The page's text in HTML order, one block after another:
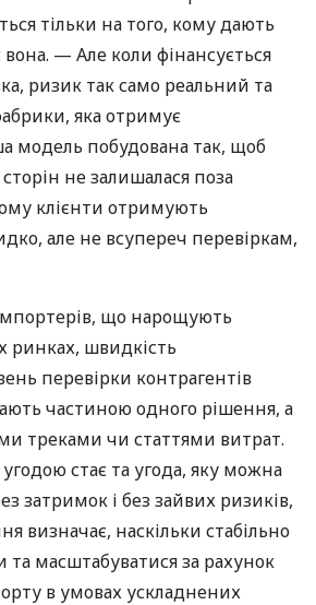
тільки на того, кому дають
— Але коли фінансується
ризик так само реальний та
яка отримує
модель побудована так, щоб
не залишалася поза
клієнти отримують
але не всупереч перевіркам,
що нарощують
ринках, швидкість
перевірки контрагентів
частиною одного рішення, а
треками чи статтями витрат.
стає та угода, яку можна
затримок і без зайвих ризиків,
визначає, наскільки стабільно
та масштабуватися за рахунок
в умовах ускладнених